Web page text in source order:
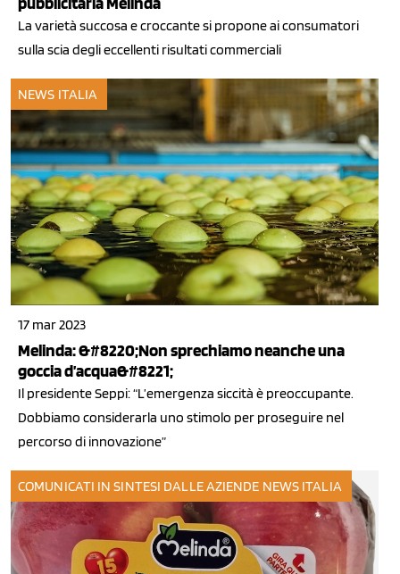
La varietà succosa e croccante si propone ai consumatori
sulla scia degli eccellenti risultati commerciali
NEWS ITALIA
17 mar 2023
Melinda: &#8220;Non sprechiamo neanche una
goccia d’acqua&#8221;
Il presidente Seppi: “L’emergenza siccità è preoccupante.
Dobbiamo considerarla uno stimolo per proseguire nel
percorso di innovazione”
COMUNICATI IN SINTESI DALLE AZIENDE NEWS ITALIA